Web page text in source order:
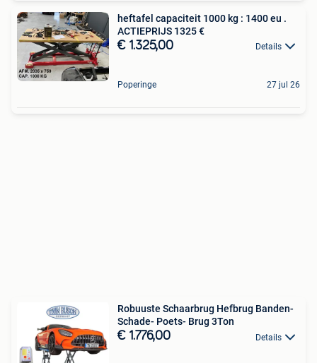
heftafel capaciteit 1000 kg : 1400 eu .
ACTIEPRIJS 1325 €
€ 1.325,00 Details
Poperinge 27 jul 26
Robuuste Schaarbrug Hefbrug Banden-
Schade- Poets- Brug 3Ton
€ 1.776,00 Details